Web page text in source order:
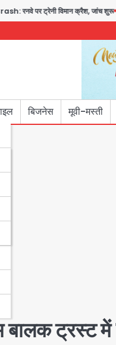
ट्रेनी विमान क्रैश, जांच शुरू
बिजनेस मूवी-मस्ती
बालक ट्रस्ट